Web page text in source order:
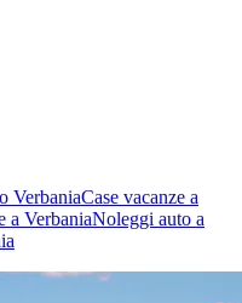
VerbaniaCase vacanze a
a VerbaniaNoleggi auto a